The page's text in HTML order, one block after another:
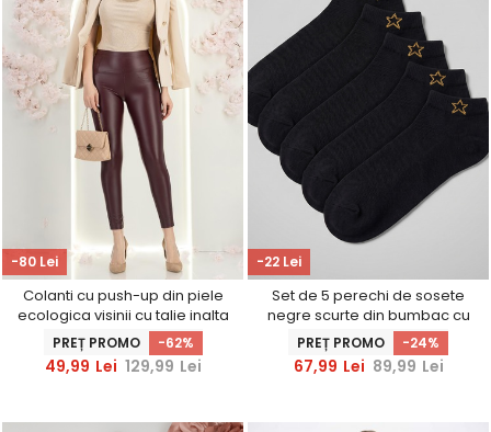
-80 Lei
Colanti cu push-up din piele
ecologica visinii cu talie inalta
- SunShine
PREȚ PROMO -62%
49,99 Lei 129,99 Lei
-22 Lei
Set de 5 perechi de sosete
negre scurte din bumbac cu
logo StarShinerS brodat
PREȚ PROMO -24%
67,99 Lei 89,99 Lei